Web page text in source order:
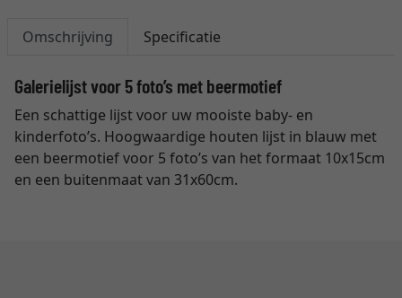
Omschrijving Specificatie
Galerielijst voor 5 foto’s met beermotief
Een schattige lijst voor uw mooiste baby- en
kinderfoto’s. Hoogwaardige houten lijst in blauw met
een beermotief voor 5 foto’s van het formaat 10x15cm
en een buitenmaat van 31x60cm.